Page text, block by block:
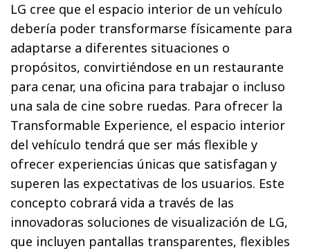
LG cree que el espacio interior de un vehículo
debería poder transformarse físicamente para
adaptarse a diferentes situaciones o
propósitos, convirtiéndose en un restaurante
para cenar, una oficina para trabajar o incluso
una sala de cine sobre ruedas. Para ofrecer la
Transformable Experience, el espacio interior
del vehículo tendrá que ser más flexible y
ofrecer experiencias únicas que satisfagan y
superen las expectativas de los usuarios. Este
concepto cobrará vida a través de las
innovadoras soluciones de visualización de LG,
que incluyen pantallas transparentes, flexibles